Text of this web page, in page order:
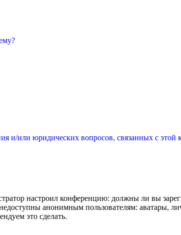
и/или юридических вопросов, связанных с этой
настроил конференцию: должны ли вы
анонимным пользователям: аватары,
это сделать.